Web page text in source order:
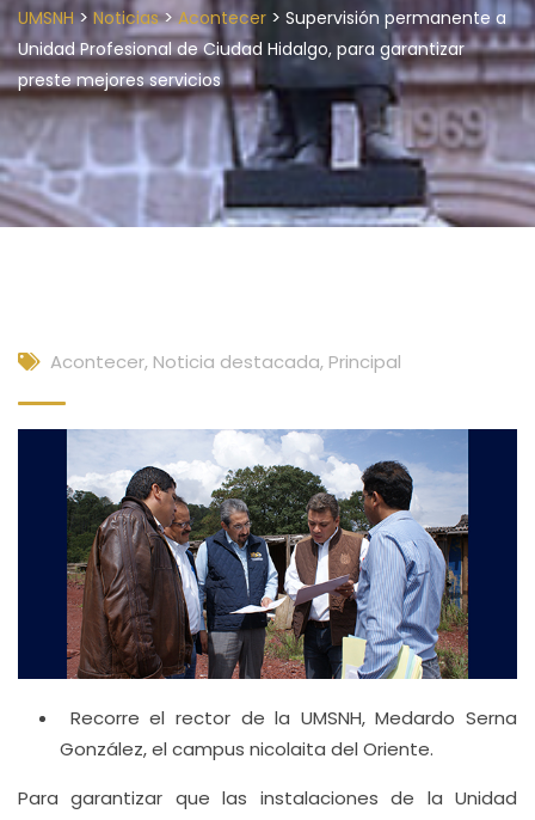
UMSNH> Noticias>Acontecer > Supervisión permanente a
Unidad Profesional de Ciudad Hidalgo, para garantizar
preste mejores servicios
Acontecer, Noticia destacada, Principal
Recorre el rector de la UMSNH, Medardo Serna
González, el campus nicolaita del Oriente.
Para garantizar que las instalaciones de la Unidad